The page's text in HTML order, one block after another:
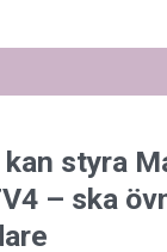
kan styra
– ska